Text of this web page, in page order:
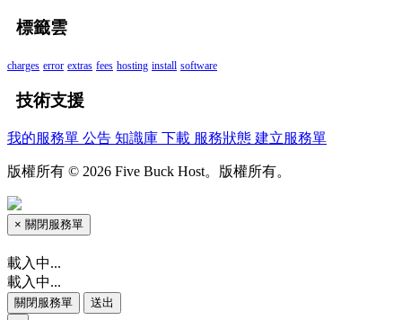
標籤雲
charges error extras fees hosting install software
技術支援
我的服務單 公告 知識庫 下載 服務狀態 建立服務單
版權所有 © 2026 Five Buck Host。版權所有。
× 關閉服務單
載入中...
載入中...
關閉服務單
送出